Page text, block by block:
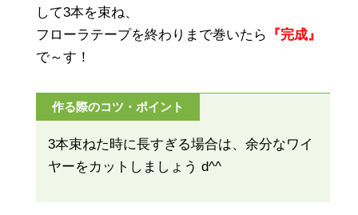
して3本を束ね、
フローラテープを終わりまで巻いたら
『完成』
で～す！
作る際のコツ・ポイント
3本束ねた時に長すぎる場合は、余分なワイ
ヤーをカットしましょう d^^